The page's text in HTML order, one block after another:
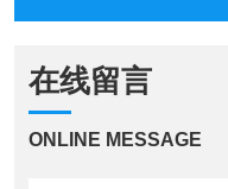
在线留言
ONLINE MESSAGE